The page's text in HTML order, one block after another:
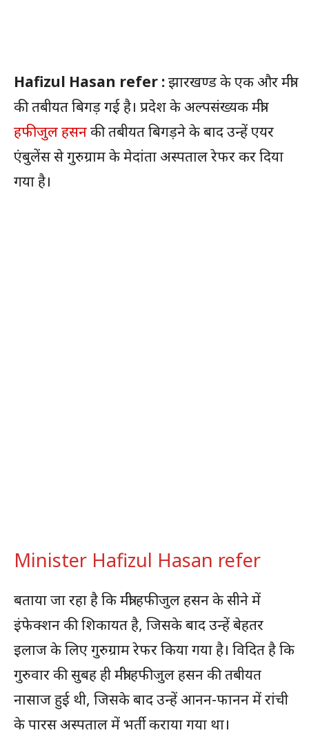
Hafizul Hasan refer :झारखण्ड के एक और मंत्री
की तबीयत बिगड़ गई है। प्रदेश के अल्पसंख्यक मंत्री
हफीजुल हसनकी तबीयत बिगड़ने के बाद उन्हें एयर
एंबुलेंस से गुरुग्राम के मेदांता अस्पताल रेफर कर दिया
गया है।
Minister Hafizul Hasan refer
बताया जा रहा है कि मंत्री हफीजुल हसन के सीने में
इंफेक्शन की शिकायत है, जिसके बाद उन्हें बेहतर
इलाज के लिए गुरुग्राम रेफर किया गया है। विदित है कि
गुरुवार की सुबह ही मंत्री हफीजुल हसन की तबीयत
नासाज हुई थी, जिसके बाद उन्हें आनन-फानन में रांची
के पारस अस्पताल में भर्ती कराया गया था।